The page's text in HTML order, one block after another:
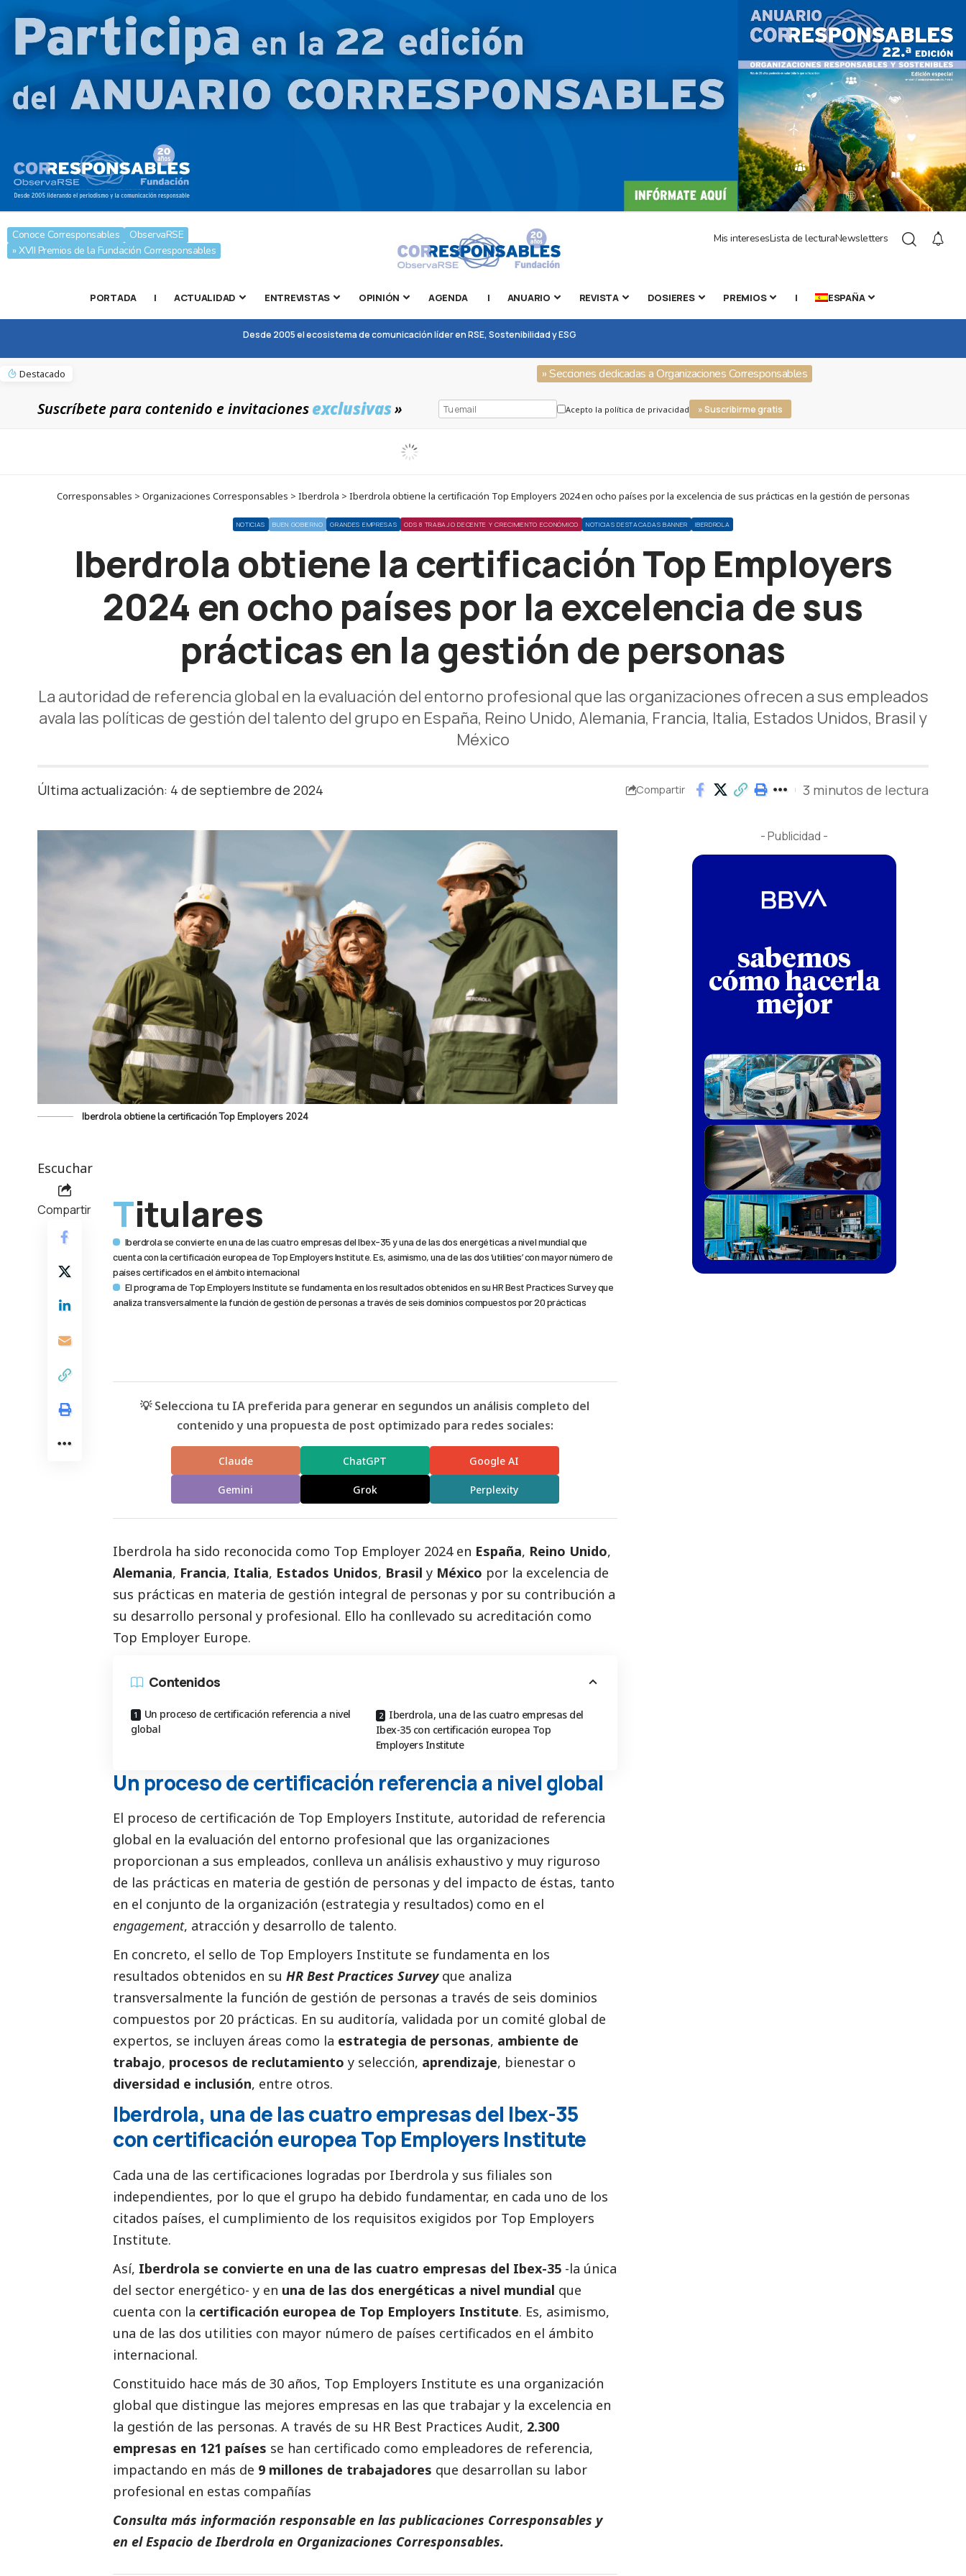
Conoce Corresponsables
ObservaRSE
» XVII Premios de la Fundación Corresponsables
Mis interesesLista de lecturaNewsletters
PORTADA | ACTUALIDAD ENTREVISTAS OPINIÓN AGENDA | ANUARIO REVISTA DOSIERES PREMIOS | ESPAÑA
Desde 2005 el ecosistema de comunicación líder en RSE, Sostenibilidad y ESG
Destacado » Secciones dedicadas a Organizaciones Corresponsables
Suscríbete para contenido e invitacionesexclusivas» Acepto la política de privacidad » Suscribirme gratis
Corresponsables > Organizaciones Corresponsables > Iberdrola > Iberdrola obtiene la certificación Top Employers 2024 en ocho países por la excelencia de sus prácticas en la gestión de personas
NOTICIAS BUEN GOBIERNO GRANDES EMPRESAS ODS 8 TRABAJO DECENTE Y CRECIMIENTO ECONÓMICO NOTICIAS DESTACADAS BANNER IBERDROLA
Iberdrola obtiene la certificación Top Employers
2024 en ocho países por la excelencia de sus
prácticas en la gestión de personas
La autoridad de referencia global en la evaluación del entorno profesional que las organizaciones ofrecen a sus empleados
avala las políticas de gestión del talento del grupo en España, Reino Unido, Alemania, Francia, Italia, Estados Unidos, Brasil y
México
Última actualización: 4 de septiembre de 2024 Compartir 3 minutos de lectura
Iberdrola obtiene la certificación Top Employers 2024
Escuchar
Compartir Titulares
Iberdrola se convierte en una de las cuatro empresas del Ibex-35 y una de las dos energéticas a nivel mundial que
cuenta con la certificación europea de Top Employers Institute. Es, asimismo, una de las dos ‘utilities’ con mayor número de
países certificados en el ámbito internacional
El programa de Top Employers Institute se fundamenta en los resultados obtenidos en su HR Best Practices Survey que
analiza transversalmente la función de gestión de personas a través de seis dominios compuestos por 20 prácticas
💡 Selecciona tu IA preferida para generar en segundos un análisis completo del
contenido y una propuesta de post optimizado para redes sociales:
Claude ChatGPT Google AI
Gemini Grok Perplexity
Iberdrola ha sido reconocida como Top Employer 2024en España, Reino Unido,
Alemania, Francia, Italia, Estados Unidos, Brasil y México por la excelencia de
sus prácticas en materia de gestión integral de personas y por su contribución a
su desarrollo personal y profesional. Ello ha conllevado su acreditación como
Top Employer Europe.
Contenidos
Un proceso de certificación referencia a nivel
global
Iberdrola, una de las cuatro empresas del
Ibex-35 con certificación europea Top
Employers Institute
Un proceso de certificación referencia a nivel global
El proceso de certificación de Top Employers Institute, autoridad de referencia
global en la evaluación del entorno profesional que las organizaciones
proporcionan a sus empleados, conlleva un análisis exhaustivo y muy riguroso
de las prácticas en materia de gestión de personas y del impacto de éstas, tanto
en el conjunto de la organización (estrategia y resultados) como en el
engagement, atracción y desarrollo de talento.
En concreto, el sello de Top Employers Institute se fundamenta en los
resultados obtenidos en su HR Best Practices Surveyque analiza
transversalmente la función de gestión de personas a través de seis dominios
compuestos por 20 prácticas. En su auditoría, validada por un comité global de
expertos, se incluyen áreas como la estrategia de personas, ambiente de
trabajo, procesos de reclutamiento y selección, aprendizaje, bienestar o
diversidad e inclusión, entre otros.
Iberdrola, una de las cuatro empresas del Ibex-35
con certificación europea Top Employers Institute
Cada una de las certificaciones logradas por Iberdrola y sus filiales son
independientes, por lo que el grupo ha debido fundamentar, en cada uno de los
citados países, el cumplimiento de los requisitos exigidos por Top Employers
Institute.
Así, Iberdrola se convierte en una de las cuatro empresas del Ibex-35 -la única
del sector energético- y en una de las dos energéticas a nivel mundial que
cuenta con la certificación europea de Top Employers Institute. Es, asimismo,
una de las dos utilities con mayor número de países certificados en el ámbito
internacional.
Constituido hace más de 30 años, Top Employers Institute es una organización
global que distingue las mejores empresas en las que trabajar y la excelencia en
la gestión de las personas. A través de su HR Best Practices Audit, 2.300
empresas en 121 países se han certificado como empleadores de referencia,
impactando en más de 9 millones de trabajadores que desarrollan su labor
profesional en estas compañías
Consulta más información responsable en las publicaciones Corresponsables y
en el Espacio deIberdrola en Organizaciones Corresponsables.
- Publicidad -